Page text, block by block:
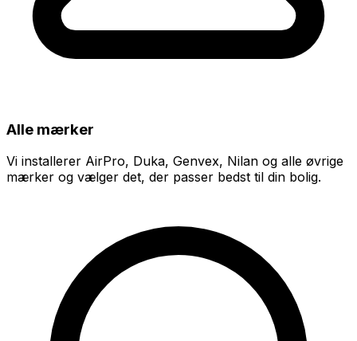
Alle mærker
Vi installerer AirPro, Duka, Genvex, Nilan og alle øvrige
mærker og vælger det, der passer bedst til din bolig.